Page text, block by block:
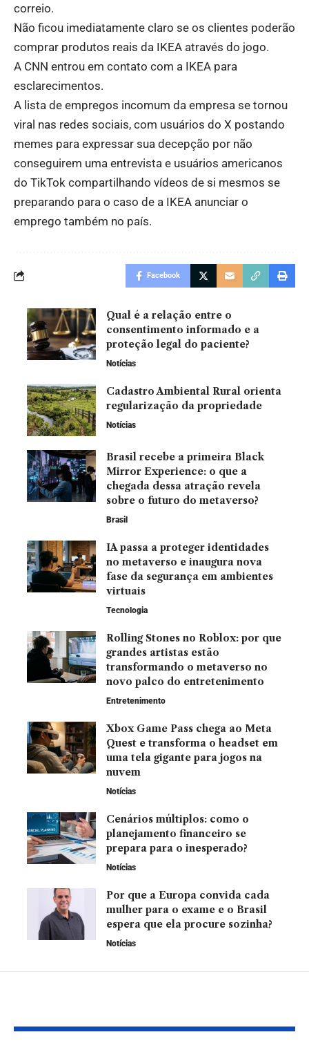
correio.
Não ficou imediatamente claro se os clientes poderão
comprar produtos reais da IKEA através do jogo.
A CNN entrou em contato com a IKEA para
esclarecimentos.
A lista de empregos incomum da empresa se tornou
viral nas redes sociais, com usuários do X postando
memes para expressar sua decepção por não
conseguirem uma entrevista e usuários americanos
do TikTok compartilhando vídeos de si mesmos se
preparando para o caso de a IKEA anunciar o
emprego também no país.
Facebook
Qual é a relação entre o
consentimento informado e a
proteção legal do paciente?
Notícias
Cadastro Ambiental Rural orienta
regularização da propriedade
Notícias
Brasil recebe a primeira Black
Mirror Experience: o que a
chegada dessa atração revela
sobre o futuro do metaverso?
Brasil
IA passa a proteger identidades
no metaverso e inaugura nova
fase da segurança em ambientes
virtuais
Tecnologia
Rolling Stones no Roblox: por que
grandes artistas estão
transformando o metaverso no
novo palco do entretenimento
Entretenimento
Xbox Game Pass chega ao Meta
Quest e transforma o headset em
uma tela gigante para jogos na
nuvem
Notícias
Cenários múltiplos: como o
planejamento financeiro se
prepara para o inesperado?
Notícias
Por que a Europa convida cada
mulher para o exame e o Brasil
espera que ela procure sozinha?
Notícias